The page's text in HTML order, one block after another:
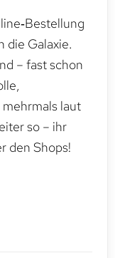
die Galaxie.
– fast schon
laut
so – ihr
den Shops!